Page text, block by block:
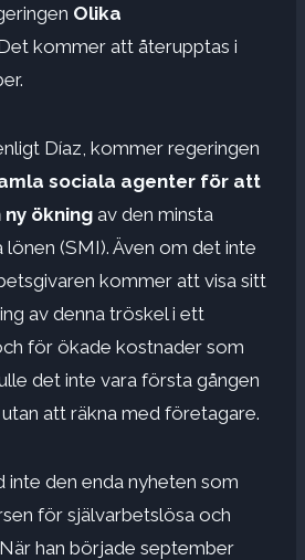
Olika
kommer att återupptas i
Díaz, kommer regeringen
sociala agenter för att
ökning av den minsta
(SMI). Även om det inte
kommer att visa sitt
av denna tröskel i ett
för ökade kostnader som
det inte vara första gången
att räkna med företagare.
inte den enda nyheten som
för självarbetslösa och
han började september